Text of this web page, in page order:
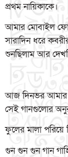
প্রথম নায়িকাকে।
আমার মোবাইল
সারাদিন ধরে
শুনছিলাম আর
আজ দিনভর আমার
সেই গানগুলোর
ফুলের মালা
গুন গুন গুন গান